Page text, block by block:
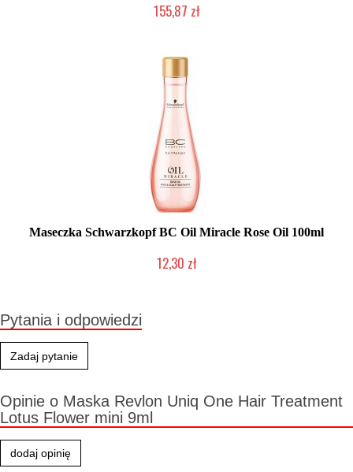
155,87 zł
Maseczka Schwarzkopf BC Oil Miracle Rose Oil 100ml
12,30 zł
Pytania i odpowiedzi
Zadaj pytanie
Opinie o Maska Revlon Uniq One Hair Treatment
Lotus Flower mini 9ml
dodaj opinię